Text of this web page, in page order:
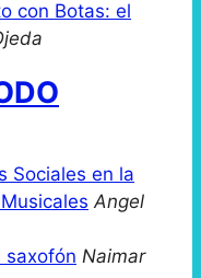
con Botas: el
Sociales en la
Angel
saxofón Naimar